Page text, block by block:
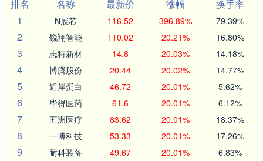
排名
名称 最新价 涨幅
换手率
1
N展芯 116.52 396.89% 79.39%
2 锐翔智能 110.02 20.21% 16.80%
3 志特新材 14.8 20.03% 14.18%
4 博腾股份 20.44 20.02% 14.77%
5 近岸蛋白 46.72 20.01% 5.62%
6 毕得医药 61.6 20.01% 6.12%
7 五洲医疗 83.62 20.01% 18.37%
8 一博科技 53.33 20.01% 17.26%
9 耐科装备 49.67 20.01% 6.83%